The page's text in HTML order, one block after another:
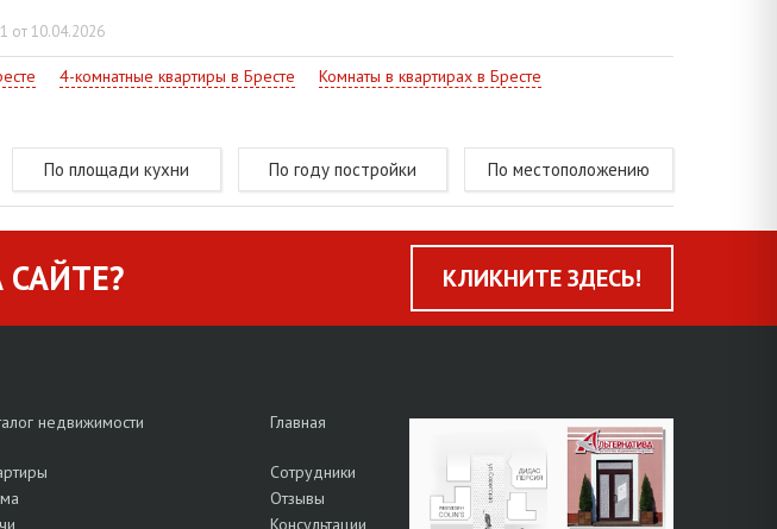
от 10.04.2026
4-комнатные квартиры в Бресте Комнаты в квартирах в Бресте
По площади кухни По году постройки По местоположению
КЛИКНИТЕ ЗДЕСЬ!
недвижимости Главная
Сотрудники
Отзывы
Консультации